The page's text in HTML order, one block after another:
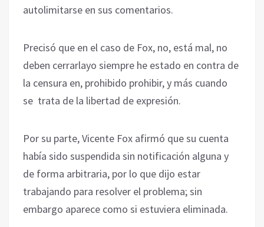
autolimitarse en sus comentarios.
Precisó que en el caso de Fox, no, está mal, no
deben cerrarlayo siempre he estado en contra de
la censura en, prohibido prohibir, y más cuando
se trata de la libertad de expresión.
Por su parte, Vicente Fox afirmó que su cuenta
había sido suspendida sin notificación alguna y
de forma arbitraria, por lo que dijo estar
trabajando para resolver el problema; sin
embargo aparece como si estuviera eliminada.